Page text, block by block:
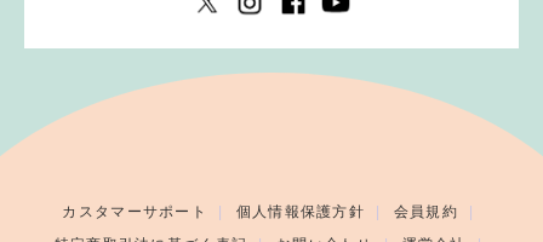
カスタマーサポート 個人情報保護方針
会員規約